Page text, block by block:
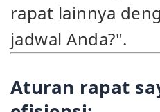
rapat lainnya
jadwal Anda?".
Aturan rapat